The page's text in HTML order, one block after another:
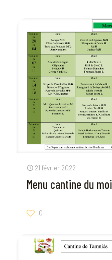
21 février 2022
Menu cantine du
0